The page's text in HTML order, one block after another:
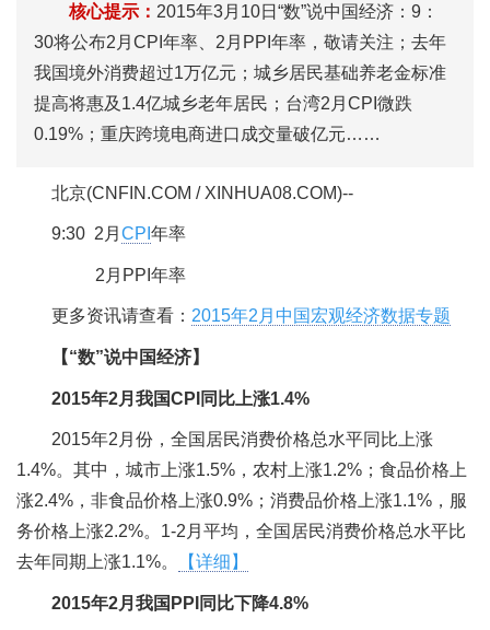
核心提示： 2015年3月10日“数”说中国经济：9：
30将公布2月CPI年率、2月PPI年率，敬请关注；去年
我国境外消费超过1万亿元；城乡居民基础养老金标准
提高将惠及1.4亿城乡老年居民；台湾2月CPI微跌
0.19%；重庆跨境电商进口成交量破亿元……
北京(CNFIN.COM / XINHUA08.COM)--
9:30 2月 CPI 年率
2月PPI年率
更多资讯请查看： 2015年2月中国宏观经济数据专题
【“数”说中国经济】
2015年2月我国CPI同比上涨1.4%
2015年2月份，全国居民消费价格总水平同比上涨
1.4%。其中，城市上涨1.5%，农村上涨1.2%；食品价格上
涨2.4%，非食品价格上涨0.9%；消费品价格上涨1.1%，服
务价格上涨2.2%。1-2月平均，全国居民消费价格总水平比
去年同期上涨1.1%。
【详细】
2015年2月我国PPI同比下降4.8%